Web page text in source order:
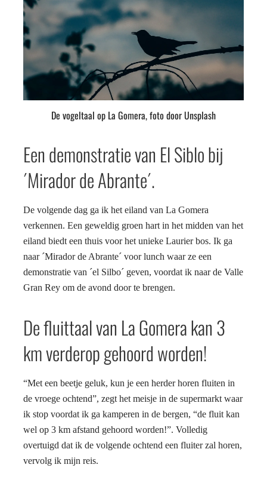
De vogeltaal op La Gomera, foto door Unsplash
Een demonstratie van El Siblo bij
´Mirador de Abrante´.
De volgende dag ga ik het eiland van La Gomera
verkennen. Een geweldig groen hart in het midden van het
eiland biedt een thuis voor het unieke Laurier bos. Ik ga
naar ´Mirador de Abrante´ voor lunch waar ze een
demonstratie van ´el Silbo´ geven, voordat ik naar de Valle
Gran Rey om de avond door te brengen.
De fluittaal van La Gomera kan 3
km verderop gehoord worden!
“Met een beetje geluk, kun je een herder horen fluiten in
de vroege ochtend”, zegt het meisje in de supermarkt waar
ik stop voordat ik ga kamperen in de bergen, “de fluit kan
wel op 3 km afstand gehoord worden!”. Volledig
overtuigd dat ik de volgende ochtend een fluiter zal horen,
vervolg ik mijn reis.